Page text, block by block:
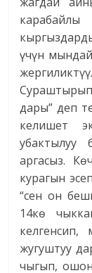
үчүн
дары” деп
келишет
убактылуу
аргасыз.
курагын
“сен он
14кө
жугуштуу
чыгып,